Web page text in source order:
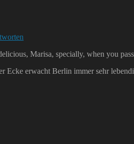
Marisa, specially, when you
Ecke erwacht Berlin immer sehr